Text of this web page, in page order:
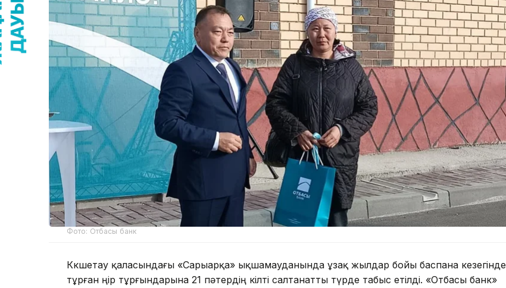
Фото: Отбасы банк
Көкшетау қаласындағы «Сарыарқа» ықшамауданында ұзақ жылдар бойы баспана кезегінде
тұрған өңір тұрғындарына 21 пәтердің кілті салтанатты түрде табыс етілді. «Отбасы банк»